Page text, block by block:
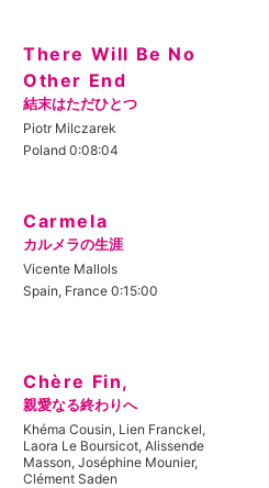
There Will Be No
Other End
結末はただひとつ
Piotr Milczarek
Poland 0:08:04
Carmela
カルメラの生涯
Vicente Mallols
Spain, France 0:15:00
Chère Fin,
親愛なる終わりへ
Khéma Cousin, Lien Franckel,
Laora Le Boursicot, Alissende
Masson, Joséphine Mounier,
Clément Saden